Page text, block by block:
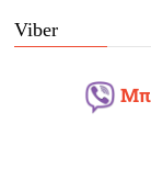
Viber